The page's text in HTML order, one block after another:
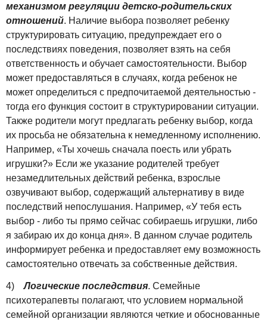
механизмом регуляции детско-родительских
отношений. Наличие выбора позволяет ребенку
структурировать ситуацию, предупреждает его о
последствиях поведения, позволяет взять на себя
ответственность и обучает самостоятельности. Выбор
может предоставляться в случаях, когда ребенок не
может определиться с предпочитаемой деятельностью -
тогда его функция состоит в структурировании ситуации.
Также родители могут предлагать ребенку выбор, когда
их просьба не обязательна к немедленному исполнению.
Например, «Ты хочешь сначала поесть или убрать
игрушки?» Если же указание родителей требует
незамедлительных действий ребенка, взрослые
озвучивают выбор, содержащий альтернативу в виде
последствий непослушания. Например, «У тебя есть
выбор - либо ты прямо сейчас собираешь игрушки, либо
я забираю их до конца дня». В данном случае родитель
информирует ребенка и предоставляет ему возможность
самостоятельно отвечать за собственные действия.
4)Логические последствия. Семейные
психотерапевты полагают, что условием нормальной
семейной организации являются четкие и обоснованные